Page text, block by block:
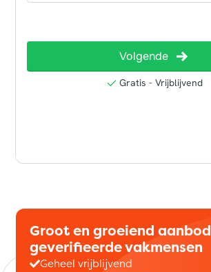
Groot en groeiend aanbod
geverifieerde vakmensen
Geheel vrijblijvend